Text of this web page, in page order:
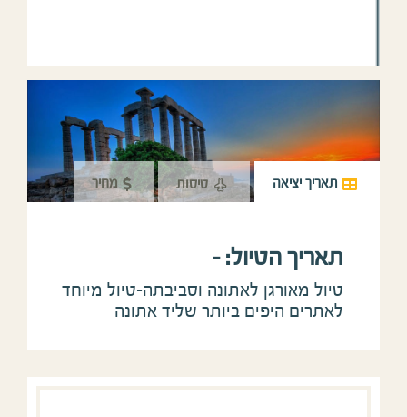
תאריך יציאה טיסות מחיר
תאריך הטיול: -
טיול מאורגן לאתונה וסביבתה-טיול מיוחד
לאתרים היפים ביותר שליד אתונה